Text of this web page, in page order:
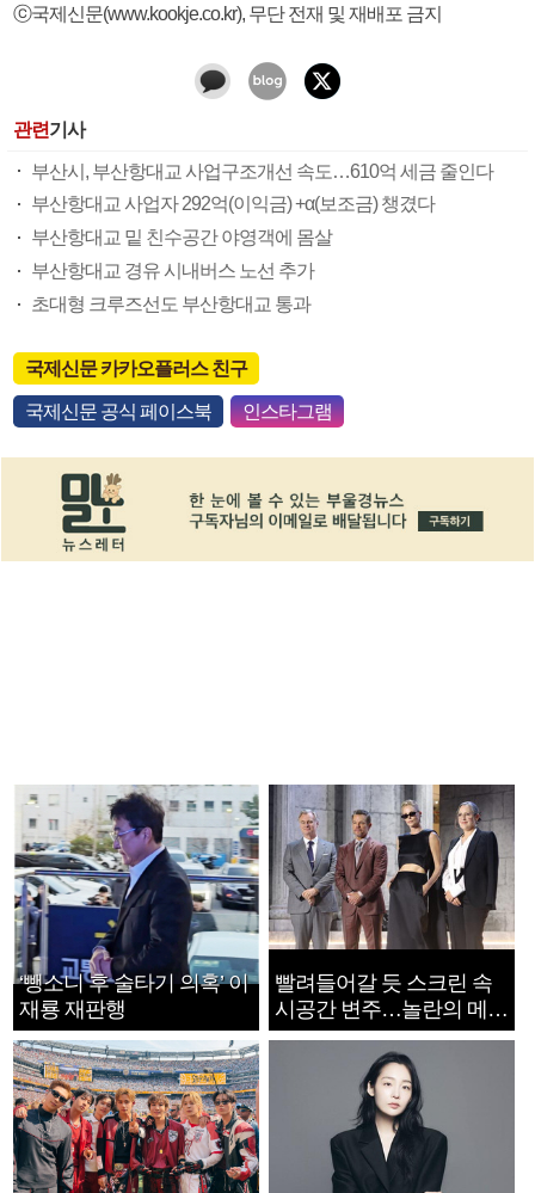
ⓒ국제신문(www.kookje.co.kr), 무단 전재 및 재배포 금지
관련기사
부산시, 부산항대교 사업구조개선 속도…610억 세금 줄인다
부산항대교 사업자 292억(이익금) +α(보조금) 챙겼다
부산항대교 밑 친수공간 야영객에 몸살
부산항대교 경유 시내버스 노선 추가
초대형 크루즈선도 부산항대교 통과
국제신문 카카오플러스 친구
국제신문 공식 페이스북 인스타그램
‘뺑소니 후 술타기 의혹’ 이
재룡 재판행
빨려들어갈 듯 스크린 속
시공간 변주…놀란의 메시
지는 ‘전쟁 속죄’